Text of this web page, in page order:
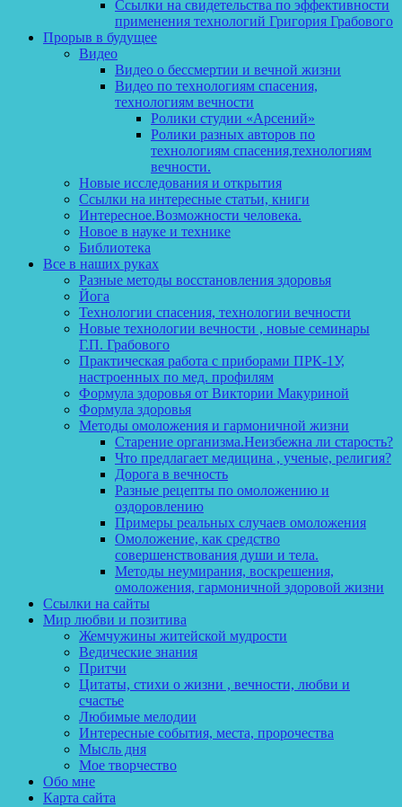
Ссылки на свидетельства по эффективности
применения технологий Григория Грабового
Прорыв в будущее
Видео
Видео о бессмертии и вечной жизни
Видео по технологиям спасения,
технологиям вечности
Ролики студии «Арсений»
Ролики разных авторов по
технологиям спасения,технологиям
вечности.
Новые исследования и открытия
Ссылки на интересные статьи, книги
Интересное.Возможности человека.
Новое в науке и технике
Библиотека
Все в наших руках
Разные методы восстановления здоровья
Йога
Технологии спасения, технологии вечности
Новые технологии вечности , новые семинары
Г.П. Грабового
Практическая работа с приборами ПРК-1У,
настроенных по мед. профилям
Формула здоровья от Виктории Макуриной
Формула здоровья
Методы омоложения и гармоничной жизни
Старение организма.Неизбежна ли старость?
Что предлагает медицина , ученые, религия?
Дорога в вечность
Разные рецепты по омоложению и
оздоровлению
Примеры реальных случаев омоложения
Омоложение, как средство
совершенствования души и тела.
Методы неумирания, воскрешения,
омоложения, гармоничной здоровой жизни
Ссылки на сайты
Мир любви и позитива
Жемчужины житейской мудрости
Ведические знания
Притчи
Цитаты, стихи о жизни , вечности, любви и
счастье
Любимые мелодии
Интересные события, места, пророчества
Мысль дня
Мое творчество
Обо мне
Карта сайта